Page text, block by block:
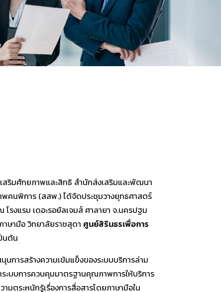
ริมศักยภาพและสิทธิ สำนักส่งเสริมและพัฒนา
คนพิการ (สสพ.) ได้จัดประชุมวางยุทธศาสตร์
รงแรม เดอะรอยัลเจมส์ ศาลายา จ.นครปฐม
ษามือ วิทยาลัยราชสุดา ศูนย์สิรินธรเพื่อการ
นต้น
ารสร้างความเข้มแข็งของระบบบริการล่าม
บบการควบคุมมาตรฐานคุณภาพการให้บริการ
ตระหนักรู้เรื่องการสื่อสารโดยภาษามือใน